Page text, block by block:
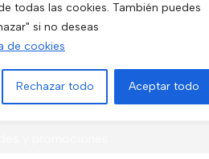
todas las cookies. También puedes
si no deseas
de cookies
Rechazar todo Aceptar todo
novedades